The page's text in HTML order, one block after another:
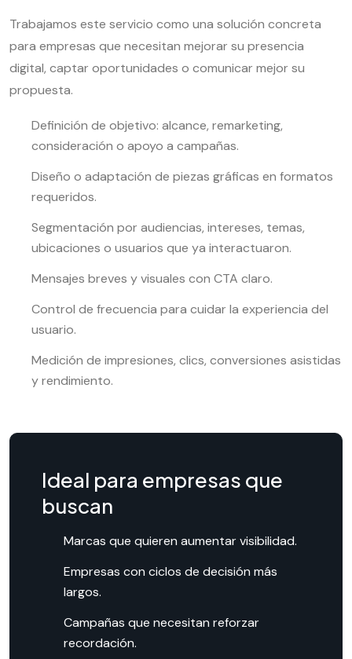
Trabajamos este servicio como una solución concreta
para empresas que necesitan mejorar su presencia
digital, captar oportunidades o comunicar mejor su
propuesta.
Definición de objetivo: alcance, remarketing,
consideración o apoyo a campañas.
Diseño o adaptación de piezas gráficas en formatos
requeridos.
Segmentación por audiencias, intereses, temas,
ubicaciones o usuarios que ya interactuaron.
Mensajes breves y visuales con CTA claro.
Control de frecuencia para cuidar la experiencia del
usuario.
Medición de impresiones, clics, conversiones asistidas
y rendimiento.
Ideal para empresas que
buscan
Marcas que quieren aumentar visibilidad.
Empresas con ciclos de decisión más
largos.
Campañas que necesitan reforzar
recordación.